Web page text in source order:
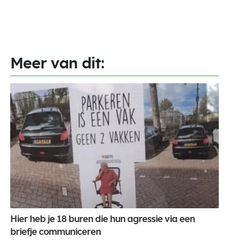
Meer van dit:
Hier heb je 18 buren die hun agressie via een
briefje communiceren